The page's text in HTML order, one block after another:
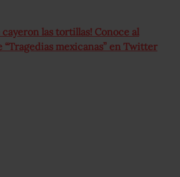
cayeron las tortillas! Conoce al
mexicanas” en Twitter